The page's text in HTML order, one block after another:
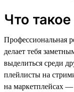
Что
Профессиональная
делает тебя
выделиться среди
плейлисты на
на маркетплейсах —